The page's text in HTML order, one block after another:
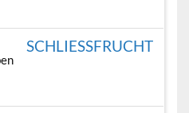
SCHLIESSFRUCHT